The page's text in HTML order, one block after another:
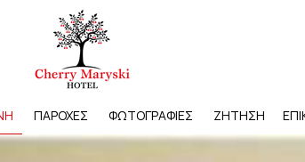
ΠΑΡΟΧΈΣ ΦΩΤΟΓΡΑΦΊΕΣ ΖΉΤΗΣΗ